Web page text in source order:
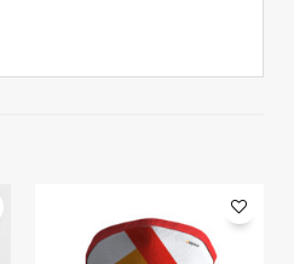
В
избранное